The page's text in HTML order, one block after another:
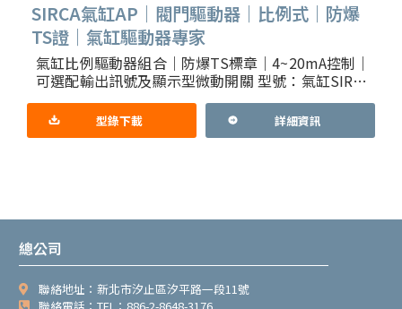
SIRCA氣缸AP｜閥門驅動器｜比例式｜防爆
TS證｜氣缸驅動器專家
氣缸比例驅動器組合｜防爆TS標章｜4~20mA控制｜
可選配輸出訊號及顯示型微動開關 型號：氣缸SIRCA
型號：AT Series 1.功能說明：安裝於風門上的
型錄下載 詳細資訊
總公司
聯絡地址：新北市汐止區汐平路一段11號